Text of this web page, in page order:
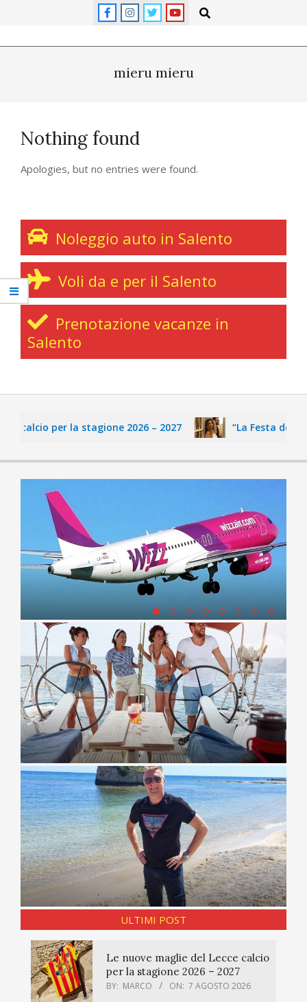
Search
mieru mieru
Nothing found
Apologies, but no entries were found.
Noleggio auto in Salento
Voli da e per il Salento
Prenotazione vacanze in
Salento
calcio per la stagione 2026 – 2027 “La Festa delle
ULTIMI POST
Le nuove maglie del Lecce calcio
per la stagione 2026 – 2027
BY: MARCO ON: 7 AGOSTO 2026